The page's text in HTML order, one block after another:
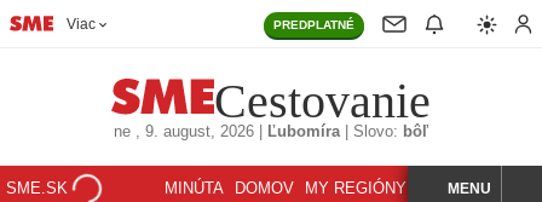
Viac PREDPLATNÉ
Cestovanie
ne , 9. august, 2026 Ľubomíra| Slovo: bôľ
SME.SK MINÚTA DOMOV MY REGIÓNY KORZÁR
HĽADAJMENU